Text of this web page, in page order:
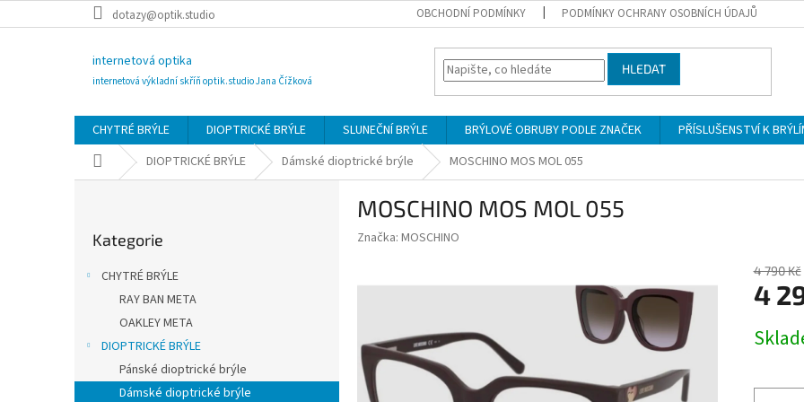
na
dotazy@optik.studio OBCHODNÍ PODMÍNKY PODMÍNKY OCHRANY OSOBNÍCH ÚDAJŮ
internetová optika
internetová výkladní skříň optik.studio Jana Čížková
HLEDAT
CHYTRÉ BRÝLE DIOPTRICKÉ BRÝLE SLUNEČNÍ BRÝLE BRÝLOVÉ OBRUBY PODLE ZNAČEK PŘÍSLUŠENSTVÍ K
Domů DIOPTRICKÉ BRÝLE Dámské dioptrické brýle MOSCHINO MOS MOL 055
a
kategorie
Kategorie
CHYTRÉ BRÝLE
RAY BAN META
OAKLEY META
DIOPTRICKÉ BRÝLE
Pánské dioptrické brýle
Dámské dioptrické brýle
MOSCHINO MOS MOL 055
Značka: MOSCHINO
4 790 Kč
4
cena: